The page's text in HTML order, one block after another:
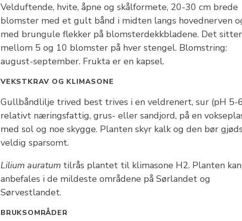
Velduftende, hvite, åpne og skålformete, 20-30 cm brede
blomster med et gult bånd i midten langs hovednerven
med brungule flekker på blomsterdekkbladene. Det sitter
mellom 5 og 10 blomster på hver stengel. Blomstring:
august-september. Frukta er en kapsel.
VEKSTKRAV OG KLIMASONE
Gullbåndlilje trived best trives i en veldrenert, sur (pH 5-
relativt næringsfattig, grus- eller sandjord, på en
med sol og noe skygge. Planten skyr kalk og den bør
veldig sparsomt.
Lilium auratum tilrås plantet til klimasone H2. Planten kan
anbefales i de mildeste områdene på Sørlandet og
Sørvestlandet.
BRUKSOMRÅDER